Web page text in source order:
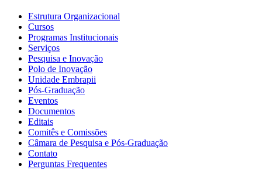
Estrutura Organizacional
Cursos
Programas Institucionais
Serviços
Pesquisa e Inovação
Polo de Inovação
Unidade Embrapii
Pós-Graduação
Eventos
Documentos
Editais
Comitês e Comissões
Câmara de Pesquisa e Pós-Graduação
Contato
Perguntas Frequentes